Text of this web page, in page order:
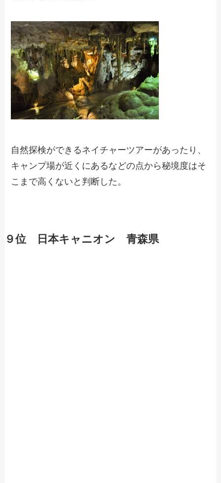
自然探検ができるネイチャーツアーがあったり、
キャンプ場が近くにあるなどの点から秘境度はそ
こまで高くないと判断した。
９位 日本キャニオン 青森県